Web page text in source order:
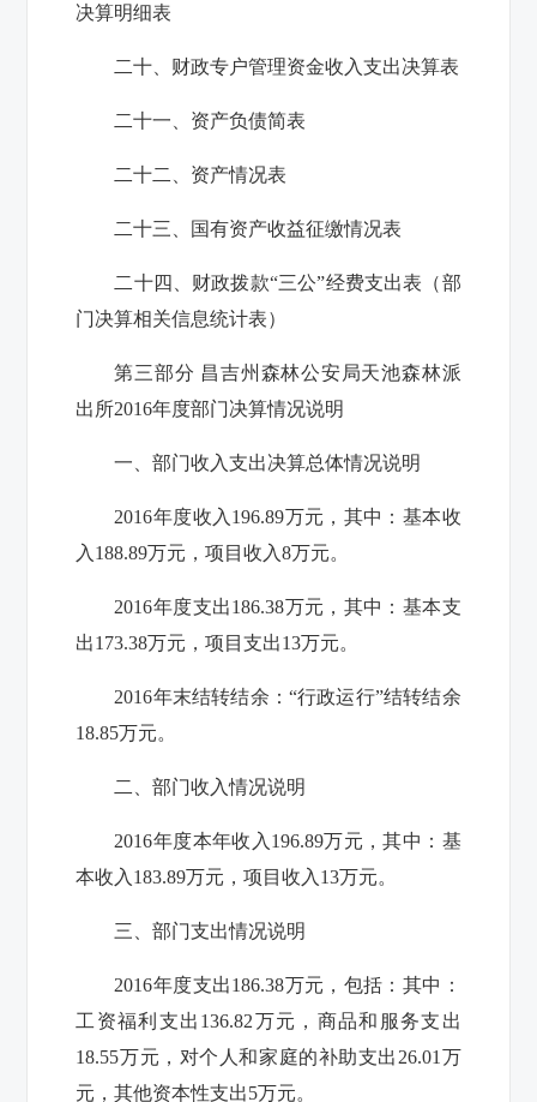
决算明细表
二十、财政专户管理资金收入支出决算表
二十一、资产负债简表
二十二、资产情况表
二十三、国有资产收益征缴情况表
二十四、财政拨款“三公”经费支出表（部
门决算相关信息统计表）
第三部分 昌吉州森林公安局天池森林派
出所2016年度部门决算情况说明
一、部门收入支出决算总体情况说明
2016年度收入196.89万元，其中：基本收
入188.89万元，项目收入8万元。
2016年度支出186.38万元，其中：基本支
出173.38万元，项目支出13万元。
2016年末结转结余：“行政运行”结转结余
18.85万元。
二、部门收入情况说明
2016年度本年收入196.89万元，其中：基
本收入183.89万元，项目收入13万元。
三、部门支出情况说明
2016年度支出186.38万元，包括：其中：
工资福利支出136.82万元，商品和服务支出
18.55万元，对个人和家庭的补助支出26.01万
元，其他资本性支出5万元。